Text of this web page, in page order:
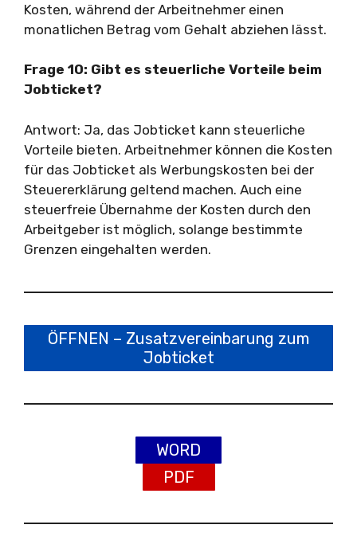
Kosten, während der Arbeitnehmer einen
monatlichen Betrag vom Gehalt abziehen lässt.
Frage 10: Gibt es steuerliche Vorteile beim
Jobticket?
Antwort: Ja, das Jobticket kann steuerliche
Vorteile bieten. Arbeitnehmer können die Kosten
für das Jobticket als Werbungskosten bei der
Steuererklärung geltend machen. Auch eine
steuerfreie Übernahme der Kosten durch den
Arbeitgeber ist möglich, solange bestimmte
Grenzen eingehalten werden.
ÖFFNEN – Zusatzvereinbarung zum
Jobticket
WORD
PDF